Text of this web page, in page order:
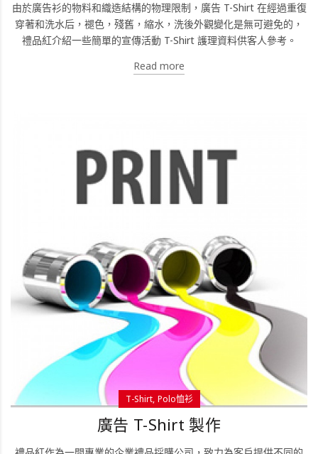
由於廣告衫的物料和織造結構的物理限制，廣告 T-Shirt 在經過重復
穿著和洗水后，褪色，殘舊，縮水，洗後外觀變化是無可避免的，
禮品紅介紹一些簡單的宣傳活動 T-Shirt 護理資料供客人參考。
Read more
T-Shirt Polo恤衫
廣告 T-Shirt 製作